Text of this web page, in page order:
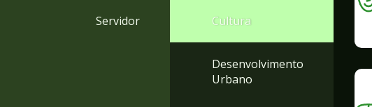
Servidor Cultura
Desenvolvimento
Urbano